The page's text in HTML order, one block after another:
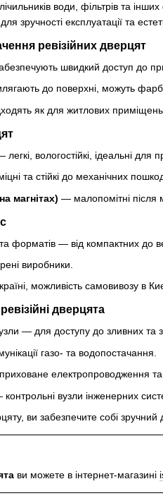
води, фільтрів та
зручності експлуатації та
ревізійних дверцят
швидкий доступ до
до поверхні, можуть
як для житлових приміщень
легкі, вологостійкі, ідеальні для
та стійкі до механічних
магнітах) — малопомітні після
та форматів — від компактних до
виробники.
можливість самовивозу в
дверцята
— для доступу до зливних та
газо- та водопостачання.
електропроводження та
вузли інженерних
ви забезпечите собі
ви можете в інтернет-магазині